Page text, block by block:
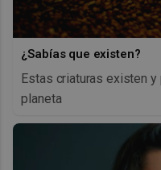
¿Sabías que existen?
Estas criaturas existen
planeta